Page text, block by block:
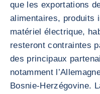
que les exportations
alimentaires, produits
matériel électrique,
resteront contraintes
des principaux
notamment
Bosnie-Herzégovine.